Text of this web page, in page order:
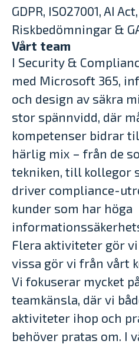
GDPR, ISO27001, AI
Riskbedömningar &
Vårt team
I Security &
med Microsoft 365,
och design av säkra
stor spännvidd, där
kompetenser bidrar
härlig mix – från de
tekniken, till kollegor
driver compliance-
kunder som har höga
Flera aktiviteter gör
vissa gör vi från vårt
Vi fokuserar mycket
teamkänsla, där vi
aktiviteter ihop och
behöver pratas om. I